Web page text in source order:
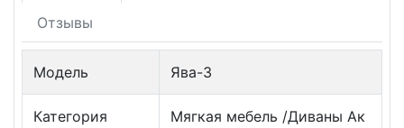
Отзывы
Модель Ява-3
Категория
Мягкая мебель /Диваны Ак